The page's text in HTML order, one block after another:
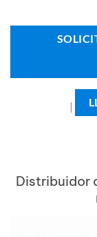
|
Distribuidor